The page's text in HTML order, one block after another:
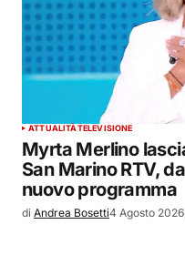
ATTUALITÀTELEVISIONE
Myrta Merlino
San Marino RTV,
nuovo programma
di Andrea Bosetti4 Agosto 2026,